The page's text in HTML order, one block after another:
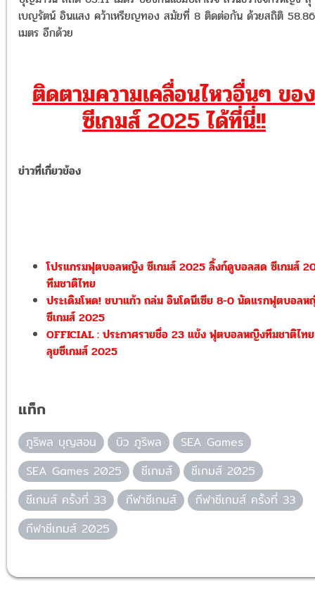
เบญรัตน์ อินแสง คว้าเหรียญทอง สมัยที่ 8 ติดต่อกัน ด้วยสถิติ 58.86
เมตร อีกด้วย
ติดตามความเคลื่อนไหวอื่นๆ ของ
ซีเกมส์ 2025 ได้ที่นี่!!
ข่าวที่เกี่ยวข้อง
โปรแกรมฟุตบอลหญิง ซีเกมส์ 2025 ลิ้งก์ดูบอลสด ซีเกมส์
ทีมชาติไทย
ประเดิมโหด! ชบาแก้ว ถล่ม อินโดนีเซีย 8-0 นัดแรกฟุตบอล
ซีเกมส์ 2025
OFFICIAL : ประกาศรายชื่อ 23 แข้ง ฟุตบอลหญิงทีมชาติไทย
ลุยซีเกมส์ 2025
แท็ก
ภูริพล บุญสอน บิว ภูริพล
SEA Games
SEA Games 2025
ซีเกมส์
ซีเกมส์ 2025
ซีเกมส์ ครั้งที่ 33
กีฬาซีเกมส์
กีฬาซีเกมส์ ครั้งที่ 33
กีฬาซีเกมส์ 2025